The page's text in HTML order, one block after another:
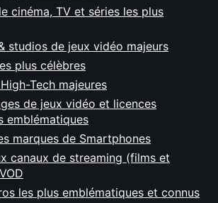
cinéma, TV et séries les plus
studios de jeux vidéo majeurs
plus célèbres
Tech majeures
de jeux vidéo et licences
emblématiques
marques de Smartphones
canaux de streaming (films et
les plus emblématiques et connus